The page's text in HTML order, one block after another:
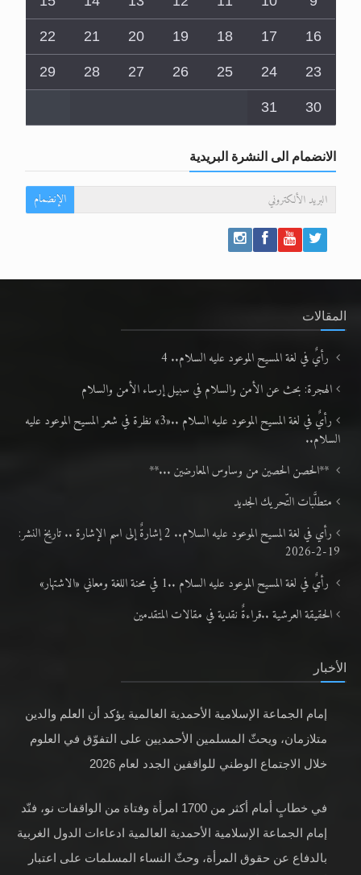
16
17
18
19
20
21
22
23
24
25
26
27
28
29
30
31
الانضمام الى النشرة البريدية
الإنضمام
المقالات
رأيٌ في لغة المسيح الموعود عليه السلام.. 4
الهجرة: بحث عن الأمن والسلام في سبيل إرساء الأمن والسلام
رأيٌ في لغة المسيح الموعود عليه السلام ..«3» نظرة في شعر المسيح الموعود عليه
السلام..
**الحصن الحصين من وساوس المعارضين ...**
متطلَّبات التّحريك الجديد
رأي في لغة المسيح الموعود عليه السلام.. 2 إشارةٌ إلى اسم الإشارة .. تاريخ النشر:
19-2-2026
رأيٌ في لغة المسيح الموعود عليه السلام ..1 في محنة اللغة ومعاني «الاشتهار»
الحقيقة العرشية ..قراءةٌ نقدية في مقالات المتقدمين
الأخبار
إمام الجماعة الإسلامية الأحمدية العالمية يؤكد أن العلم والدين
متلازمان، ويحثّ المسلمين الأحمديين على التفوّق في العلوم
خلال الاجتماع الوطني للواقفين الجدد لعام 2026
في خطابٍ أمام أكثر من 1700 امرأة وفتاة من الواقفات نو، فنّد
إمام الجماعة الإسلامية الأحمدية العالمية ادعاءات الدول الغربية
بالدفاع عن حقوق المرأة، وحثّ النساء المسلمات على اعتبار